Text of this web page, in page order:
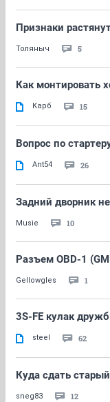
Признаки
Толяныч 5
Как монтировать
Карб 15
Вопрос по
Ant54 26
Задний дворник
Musie 10
Разъем OBD-1
Gellowgles 1
3S-FE кулак
steel 62
Куда сдать
sneg83 12